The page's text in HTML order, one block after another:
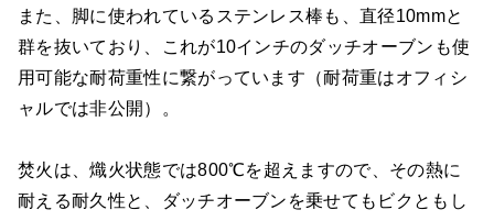
また、脚に使われているステンレス棒も、直径10mmと
群を抜いており、これが10インチのダッチオーブンも使
用可能な耐荷重性に繋がっています（耐荷重はオフィシ
ャルでは非公開）。
焚火は、熾火状態では800℃を超えますので、その熱に
耐える耐久性と、ダッチオーブンを乗せてもビクともし